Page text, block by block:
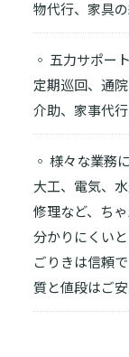
物代行、家具
◦ 五力サポー
定期巡回、通
介助、家事代
◦ 様々な業務
大工、電気、
修理など、ち
分かりにくい
ごりきは信頼
質と値段はご安